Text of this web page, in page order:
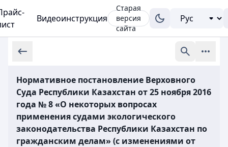
Видеоинструкция
Старая
версия
сайта
Нормативное постановление Верховного
Суда Республики Казахстан от 25 ноября 2016
года № 8 «О некоторых вопросах
применения судами экологического
законодательства Республики Казахстан по
гражданским делам» (с изменениями от